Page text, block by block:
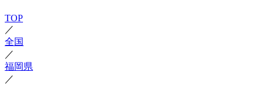
TOP
／
全国
／
福岡県
／